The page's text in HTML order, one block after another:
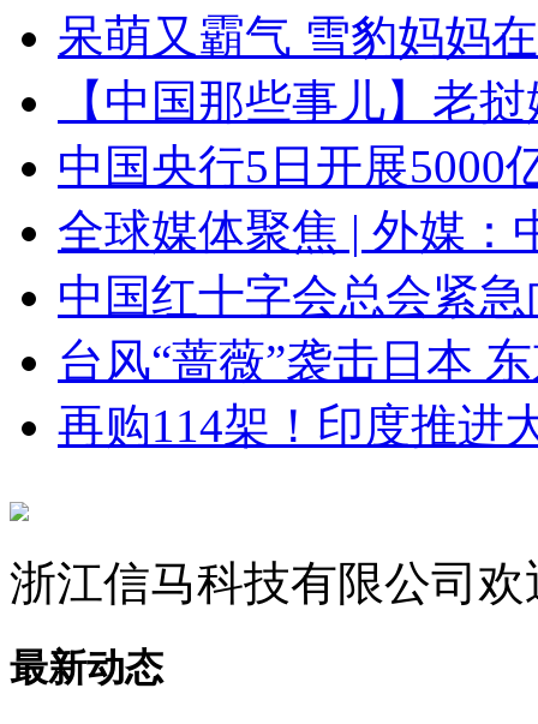
呆萌又霸气 雪豹妈妈
【中国那些事儿】老
中国央行5日开展5000
全球媒体聚焦 | 外媒：
中国红十字会总会紧
台风“蔷薇”袭击日本
再购114架！印度推进
浙江信马科技有限公司
最新动态